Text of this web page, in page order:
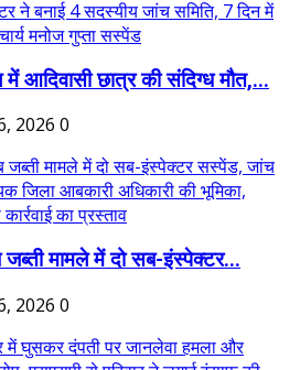
आदिवासी छात्र की संदिग्ध मौत,...
2026 0
जब्ती मामले में दो सब-इंस्पेक्टर...
2026 0